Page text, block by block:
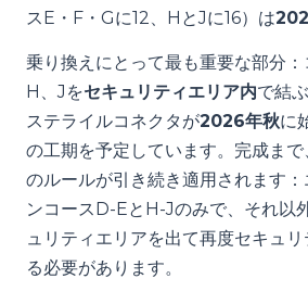
スE・F・Gに12、HとJに16）は
乗り換えにとって最も重要な部分：
H、Jをセキュリティエリア内で結ぶ
ステライルコネクタが2026年秋に
の工期を予定しています。完成ま
のルールが引き続き適用されます
ンコースD-EとH-Jのみで、それ以
ュリティエリアを出て再度セキュ
る必要があります。